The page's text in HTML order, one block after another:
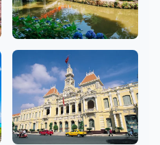
후쿠오카
7 상점